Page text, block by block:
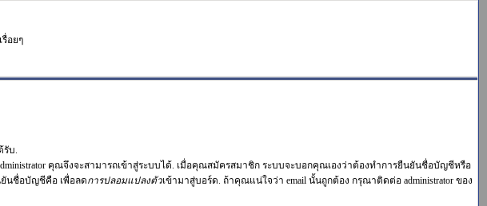
อยๆ
บ.
คุณจึงจะสามารถเข้าสู่ระบบได้. เมื่อคุณสมัครสมาชิก ระบบจะบอกคุณเองว่าต้องทำการยืนยันชื่อบัญชีหรือ
ยันชื่อบัญชีคือ เพื่อลดการปลอมแปลงตัวเข้ามาสู่บอร์ด. ถ้าคุณแน่ใจว่า email นั้นถูกต้อง กรุณาติดต่อ administrator ของ